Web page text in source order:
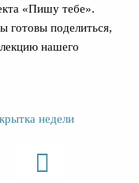
«Пишу тебе».
готовы поделиться,
нашего
недели